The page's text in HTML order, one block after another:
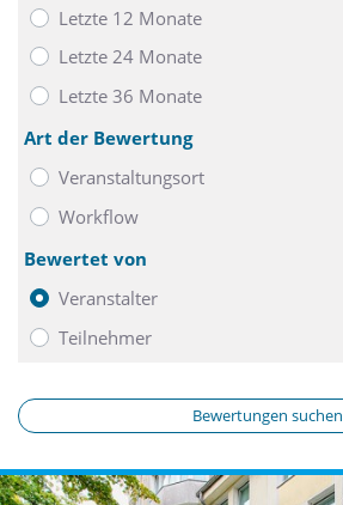
Letzte 12 Monate
Letzte 24 Monate
Letzte 36 Monate
Art der Bewertung
Veranstaltungsort
Workflow
Bewertet von
Veranstalter
Teilnehmer
Bewertungen suchen